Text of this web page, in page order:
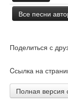
Все песни
Поделиться с
Cсылка на
Полная версия